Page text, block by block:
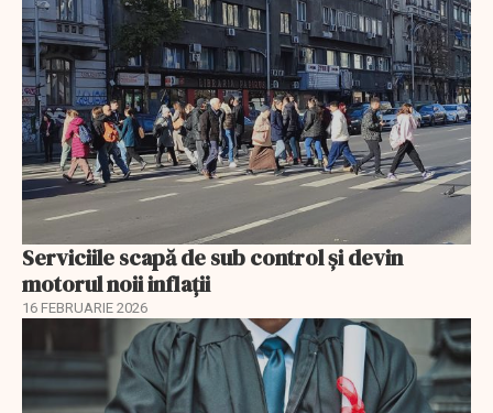
Serviciile scapă de sub control și devin
motorul noii inflații
16 FEBRUARIE 2026